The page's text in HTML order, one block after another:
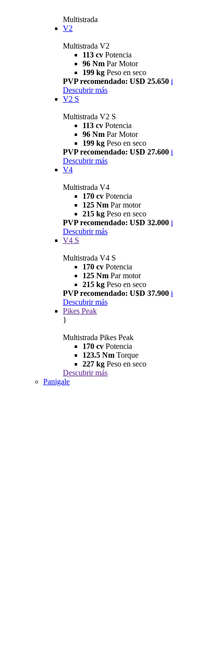
Multistrada
V2
Multistrada V2
113 cv Potencia
96 Nm Par Motor
199 kg Peso en seco
PVP recomendado: U$D 25.650 i
Descubrir más
V2 S
Multistrada V2 S
113 cv Potencia
96 Nm Par Motor
199 kg Peso en seco
PVP recomendado: U$D 27.600 i
Descubrir más
V4
Multistrada V4
170 cv Potencia
125 Nm Par motor
215 kg Peso en seco
PVP recomendado: U$D 32.000 i
Descubrir más
V4 S
Multistrada V4 S
170 cv Potencia
125 Nm Par motor
215 kg Peso en seco
PVP recomendado: U$D 37.900 i
Descubrir más
Pikes Peak
}
Multistrada Pikes Peak
170 cv Potencia
123.5 Nm Torque
227 kg Peso en seco
Descubrir más
Panigale